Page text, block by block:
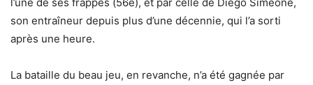
son entraîneur depuis plus d’une décennie, qui l’a sorti
après une heure.
La bataille du beau jeu, en revanche, n’a été gagnée par